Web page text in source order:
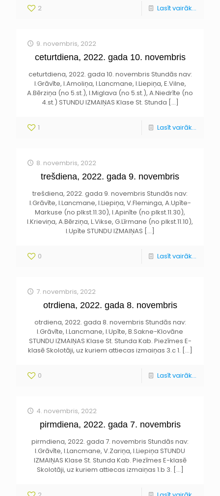
2 Lasīt vairāk...
9. novembris, 2022
ceturtdiena, 2022. gada 10. novembris
ceturtdiena, 2022. gada 10. novembris Stundās nav:
I.Grāvīte, I.Amoliņa, I.Lancmane, I.Liepiņa, E.Vilne,
A.Bērziņa (no 5.st.), I.Miglava (no 5.st.), A.Niedrīte (no
4.st.) STUNDU IZMAIŅAS Klase St. Stunda […]
1 Lasīt vairāk...
8. novembris, 2022
trešdiena, 2022. gada 9. novembris
trešdiena, 2022. gada 9. novembris Stundās nav:
I.Grāvīte, I.Lancmane, I.Liepiņa, V.Fleminga, A.Upīte-
Markuse (no plkst.11.30), I.Apinīte (no plkst.11.30),
I.Krieviņa, A.Bērziņa, L.Vikse, G.Līrmane (no plkst.11.10),
I.Upīte STUNDU IZMAIŅAS […]
0 Lasīt vairāk...
7. novembris, 2022
otrdiena, 2022. gada 8. novembris
otrdiena, 2022. gada 8. novembris Stundās nav:
I.Grāvīte, I.Lancmane, I.Upīte, B.Sakne-Klovāne
STUNDU IZMAIŅAS Klase St. Stunda Kab. Piezīmes E-
klasē Skolotāji, uz kuriem attiecas izmaiņas 3.c 1. […]
0 Lasīt vairāk...
4. novembris, 2022
pirmdiena, 2022. gada 7. novembris
pirmdiena, 2022. gada 7. novembris Stundās nav:
I.Grāvīte, I.Lancmane, V.Zariņa, I.Liepiņa STUNDU
IZMAIŅAS Klase St. Stunda Kab. Piezīmes E-klasē
Skolotāji, uz kuriem attiecas izmaiņas 1.b 3. […]